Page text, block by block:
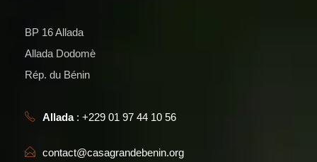
BP 16 Allada
Allada Dodomè
Rép. du Bénin
Allada: +229 01 97 44 10 56
contact@casagrandebenin.org